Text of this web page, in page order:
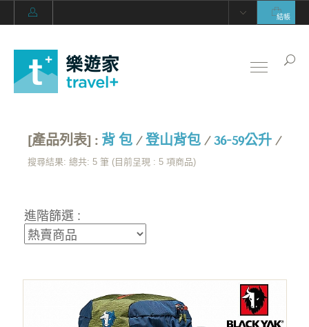
結帳
[產品列表] : 背 包 / 登山背包 / 36-59公升 /
搜尋結果: 總共: 5 筆 (目前呈現 : 5 項商品)
進階篩選 :